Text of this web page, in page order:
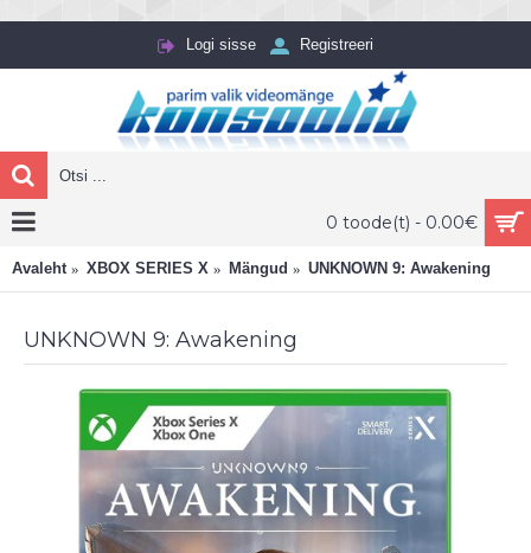
Logi sisse Registreeri
0 toode(t) - 0.00€
Avaleht XBOX SERIES X Mängud UNKNOWN 9: Awakening
UNKNOWN 9: Awakening